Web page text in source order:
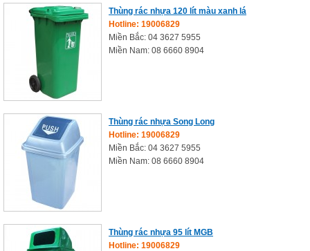
Thùng rác nhựa 120 lít màu xanh lá
Hotline: 19006829
Miền Bắc: 04 3627 5955
Miền Nam: 08 6660 8904
Thùng rác nhựa Song Long
Hotline: 19006829
Miền Bắc: 04 3627 5955
Miền Nam: 08 6660 8904
Thùng rác nhựa 95 lít MGB
Hotline: 19006829